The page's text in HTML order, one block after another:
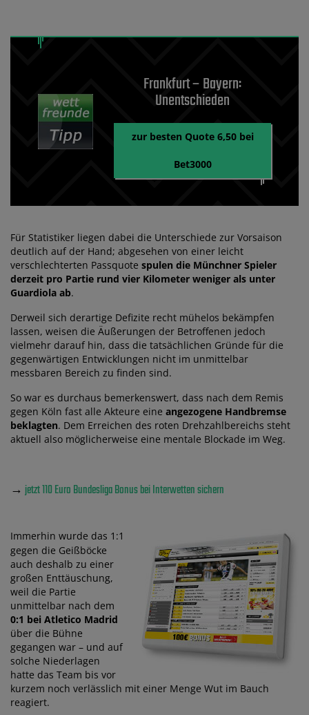
Frankfurt – Bayern:
Unentschieden
zur besten Quote 6,50 bei
Bet3000
Für Statistiker liegen dabei die Unterschiede zur Vorsaison
deutlich auf der Hand; abgesehen von einer leicht
verschlechterten Passquote spulen die Münchner Spieler
derzeit pro Partie rund vier Kilometer weniger als unter
Guardiola ab.
Derweil sich derartige Defizite recht mühelos bekämpfen
lassen, weisen die Äußerungen der Betroffenen jedoch
vielmehr darauf hin, dass die tatsächlichen Gründe für die
gegenwärtigen Entwicklungen nicht im unmittelbar
messbaren Bereich zu finden sind.
So war es durchaus bemerkenswert, dass nach dem Remis
gegen Köln fast alle Akteure eine angezogene Handbremse
beklagten. Dem Erreichen des roten Drehzahlbereichs steht
aktuell also möglicherweise eine mentale Blockade im Weg.
→ jetzt 110 Euro Bundesliga Bonus bei Interwetten sichern
Immerhin wurde das 1:1
gegen die Geißböcke
auch deshalb zu einer
großen Enttäuschung,
weil die Partie
unmittelbar nach dem
0:1 bei Atletico Madrid
über die Bühne
gegangen war – und auf
solche Niederlagen
hatte das Team bis vor
kurzem noch verlässlich mit einer Menge Wut im Bauch
reagiert.